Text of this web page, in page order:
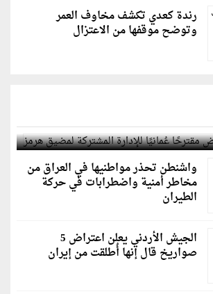
رندة كعدي تكشف مخاوف العمر
وتوضح موقفها من الاعتزال
مقترحًا عُمانيًا للإدارة المشتركة
واشنطن تحذر مواطنيها في العراق من
مخاطر أمنية واضطرابات في حركة
الطيران
الجيش الأردني يعلن اعتراض 5
صواريخ قال إنها أُطلقت من إيران